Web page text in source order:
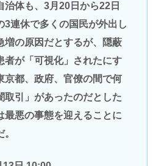
体も、3月20日から22日
3連休で多くの国民が外出し
増の原因だとするが、隠蔽
者が「可視化」されたにす
京都、政府、官僚の間で何
取引」があったのだとした
最悪の事態を迎えることに